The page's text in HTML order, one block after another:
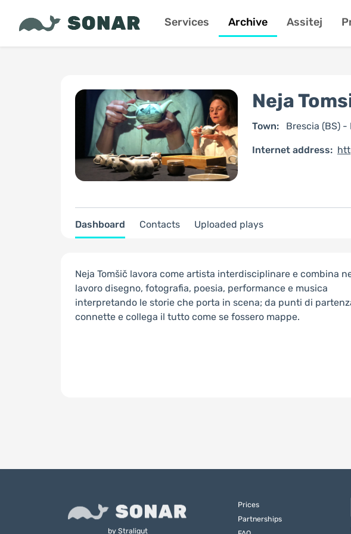
Services Archive Assitej
Neja
Town: Brescia (BS) -
Internet address:
Dashboard Contacts Uploaded plays
Neja Tomšič lavora come artista interdisciplinare e combina
lavoro disegno, fotografia, poesia, performance e musica
interpretando le storie che porta in scena; da punti di
connette e collega il tutto come se fossero mappe.
by Straligut
Prices
Partnerships